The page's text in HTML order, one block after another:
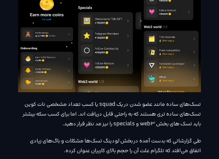
تسک‌های ساده مانند عضو شدن در یک squad یا کسب تعداد مشخصی نات کوین
تسک‌های ساده تری هستند که به راحتی قابل دریافت اند. اما برای کسب سکه بیشتر
باید تسک های بخش web3 و specials را نیز مد نظر قرار دهید.
طی گزارشاتی که بدست آمده در بخش لودینگ تسک‌ها مشکلات و باگ‌های زیادی
اتفاق می‌افتد که تلگرام علت آن را حجم بالای کاربران عنوان کرده.